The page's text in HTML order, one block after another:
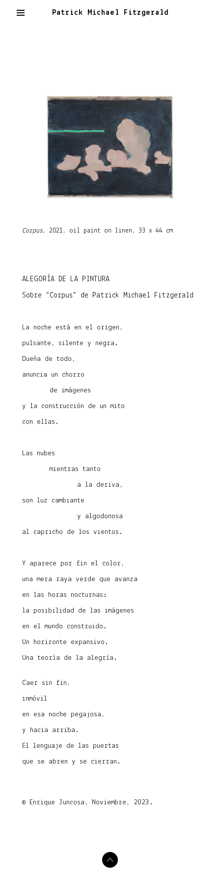
Patrick Michael Fitzgerald
Corpus, 2021, oil paint on linen, 33 x 44 cm
ALEGORÍA DE LA PINTURA
Sobre “Corpus” de Patrick Michael Fitzgerald
La noche está en el origen,
pulsante, silente y negra.
Dueña de todo,
anuncia un chorro
de imágenes
y la construcción de un mito
con ellas.
Las nubes
mientras tanto
a la deriva,
son luz cambiante
y algodonosa
al capricho de los vientos.
Y aparece por fin el color,
una mera raya verde que avanza
en las horas nocturnas:
la posibilidad de las imágenes
en el mundo construido.
Un horizonte expansivo.
Una teoría de la alegría.
Caer sin fin,
inmóvil
en esa noche pegajosa,
y hacia arriba.
El lenguaje de las puertas
que se abren y se cierran.
© Enrique Juncosa, Noviembre, 2023.